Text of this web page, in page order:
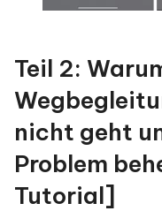
Teil 2:
nicht geht
Problem
Tutorial]